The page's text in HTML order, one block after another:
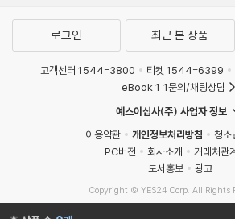
로그인 최근 본 상품
고객센터 1544-3800 티켓 1544-6399
eBook 1:1문의/채팅상담
예스이십사(주) 사업자 정보
이용약관
개인정보처리방침
청소
PC버전
회사소개
거래처관
도서홍보
광고
Copyright © YES24 Corp. All Rights
MATOM15